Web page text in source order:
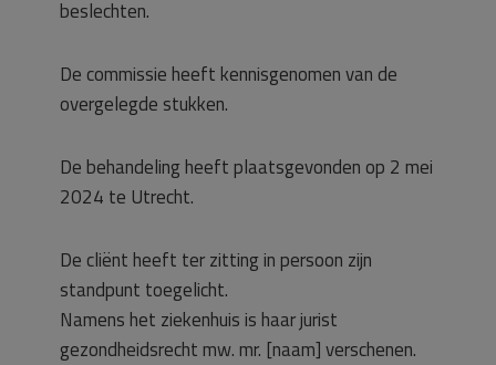
beslechten.
De commissie heeft kennisgenomen van de
overgelegde stukken.
De behandeling heeft plaatsgevonden op 2 mei
2024 te Utrecht.
De cliënt heeft ter zitting in persoon zijn
standpunt toegelicht.
Namens het ziekenhuis is haar jurist
gezondheidsrecht mw. mr. [naam] verschenen.